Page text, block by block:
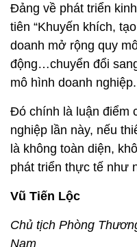
Đảng về phát triển
tiên “Khuyến khích,
doanh mở rộng quy
động…chuyển đổi
mô hình doanh
Đó chính là luận điểm
nghiệp lần này, nếu
là không toàn diện,
phát triển thực tế như
Vũ Tiến Lộc
Chủ tịch Phòng
Nam